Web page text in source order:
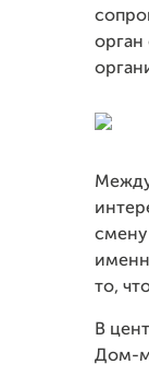
орган
смену
то,
В
Дом-